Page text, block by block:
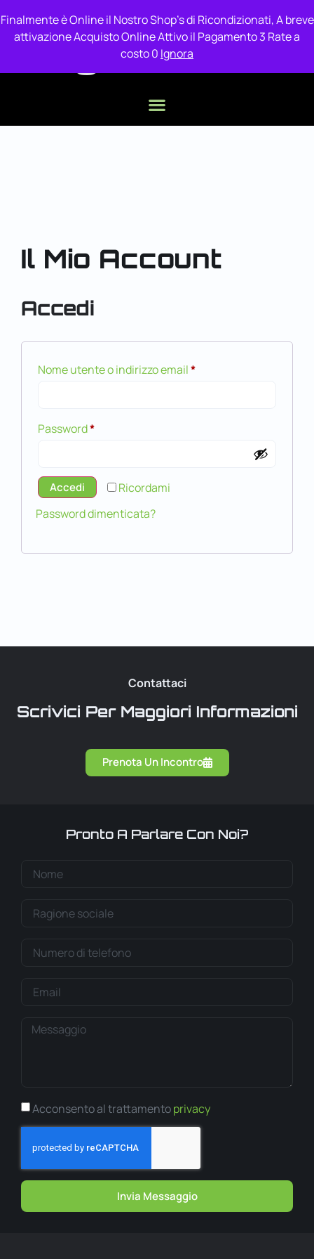
Finalmente è Online il Nostro Shop's di Ricondizionati, A breve
attivazione Acquisto Online Attivo il Pagamento 3 Rate a
costo 0 Ignora
Il Mio Account
Accedi
Nome utente o indirizzo email*
Password*
Ricordami
Accedi
Password dimenticata?
Contattaci
Scrivici Per Maggiori Informazioni
Prenota Un Incontro
Pronto A Parlare Con Noi?
Acconsento al trattamentoprivacy
Invia Messaggio